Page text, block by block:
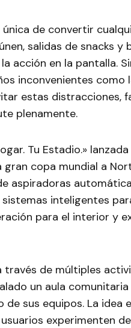
de convertir
salidas de snacks y
acción en la pantalla.
inconvenientes como
estas distracciones,
plenamente.
Tu Estadio.»
copa mundial a
aspiradoras
inteligentes
para el interior y
través de múltiples
un aula
sus equipos. La idea
experimenten